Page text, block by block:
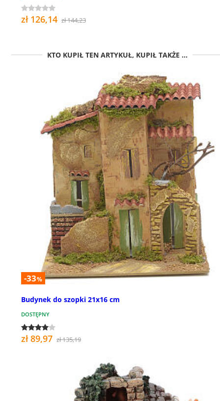
zł 126,14 zł 144,23
KTO KUPIŁ TEN ARTYKUŁ, KUPIŁ TAKŻE ...
-33%
Budynek do szopki 21x16 cm
DOSTĘPNY
zł 89,97 zł 135,19